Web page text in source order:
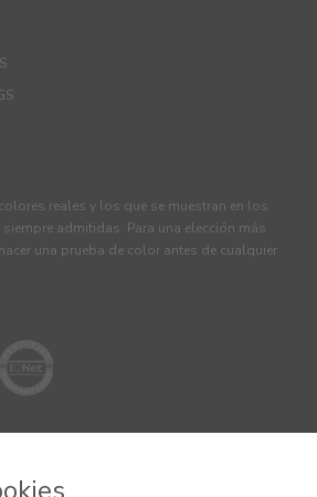
reales y los que se muestran en los
admitidas. Para una elección más
una prueba de color antes de cualquier